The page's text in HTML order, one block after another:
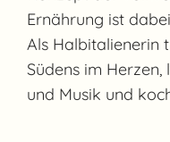
Ernährung ist
Als Halbitalienerin
Südens im
und Musik und